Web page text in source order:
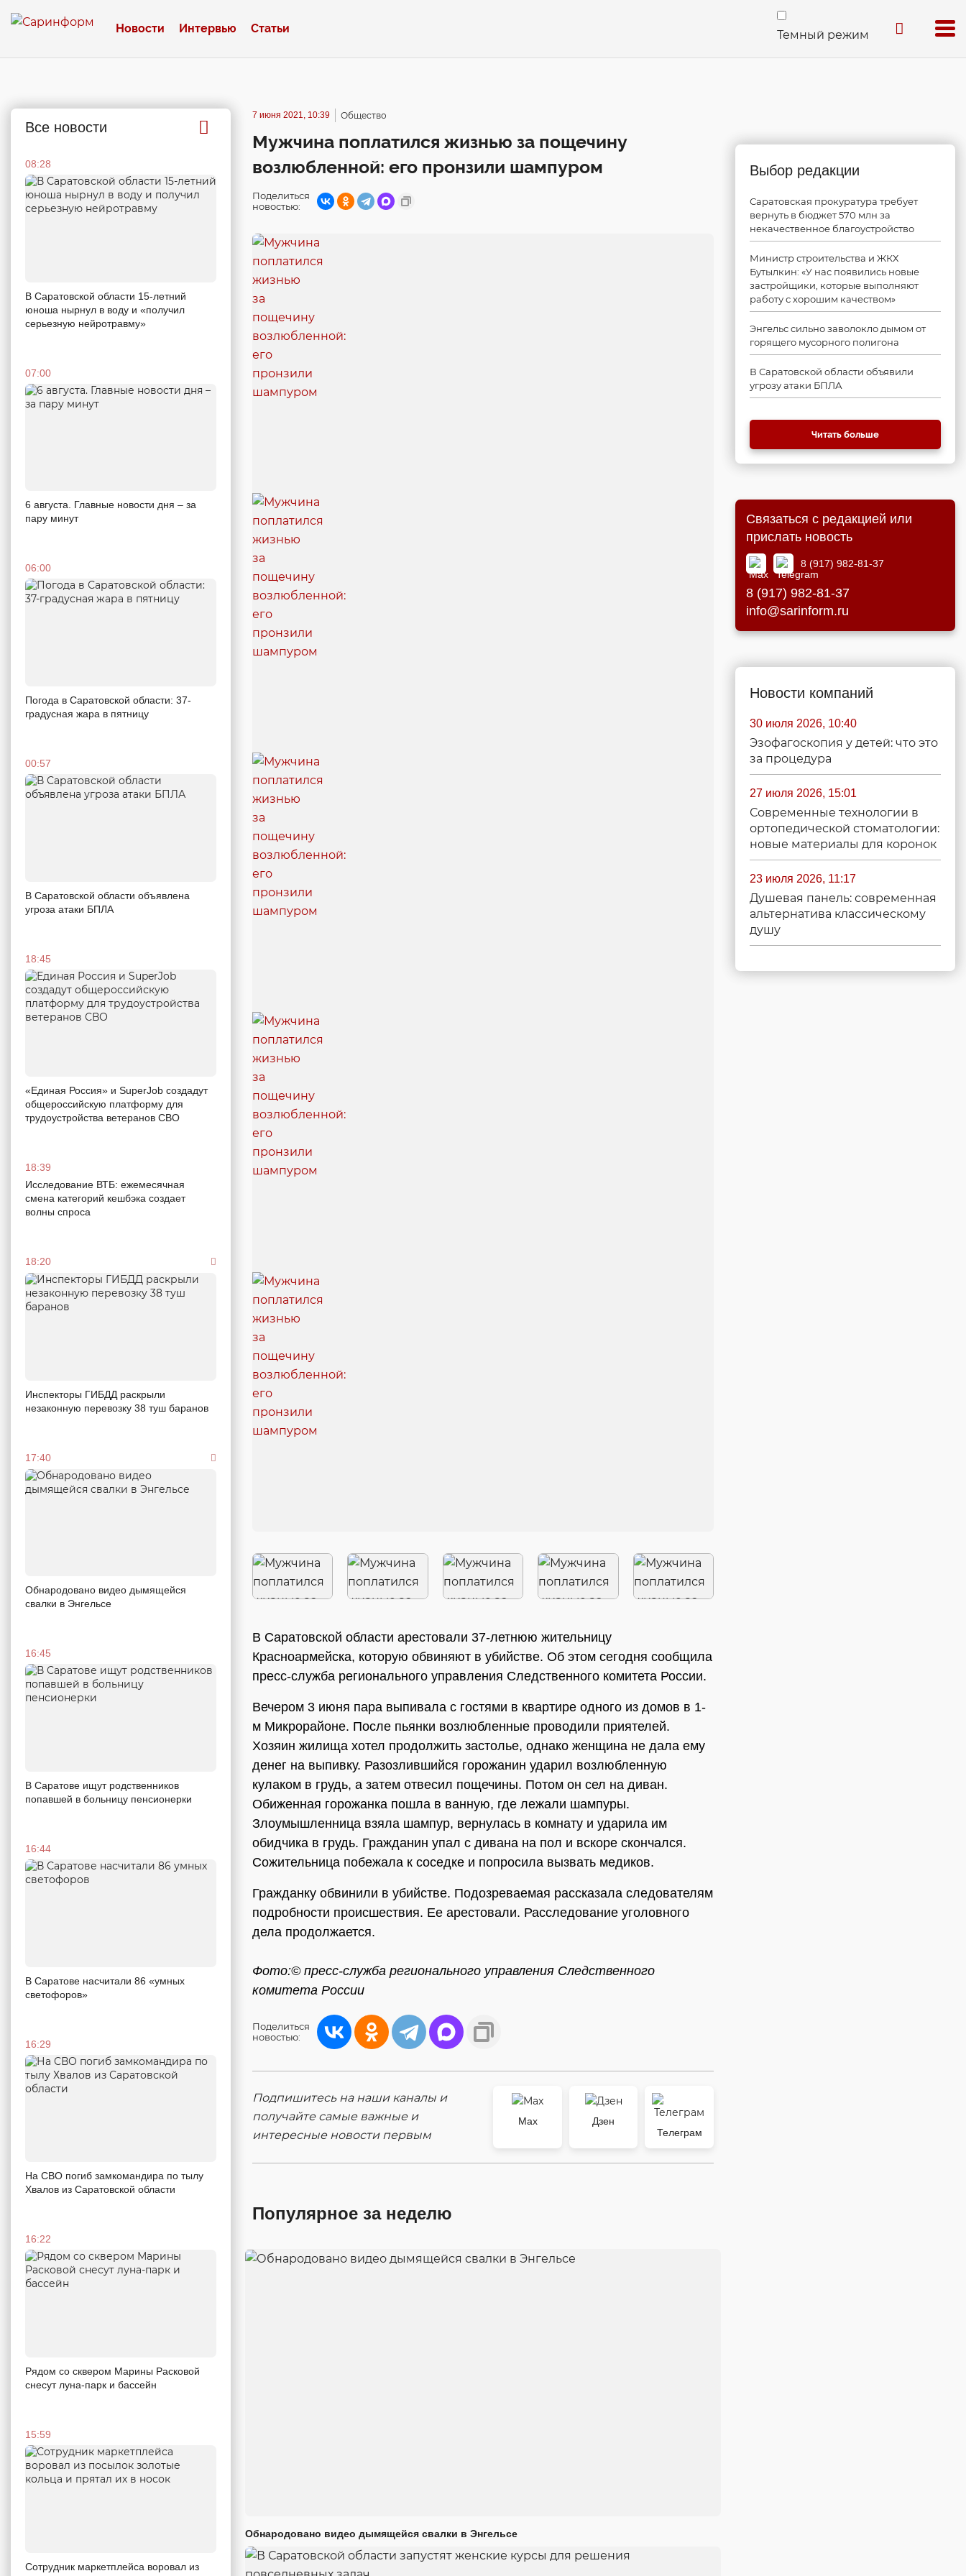
Новости Интервью Статьи Темный режим
Все новости
08:28
В Саратовской области 15-летний
юноша нырнул в воду и «получил
серьезную нейротравму»
07:00
6 августа. Главные новости дня – за
пару минут
06:00
Погода в Саратовской области: 37-
градусная жара в пятницу
00:57
В Саратовской области объявлена
угроза атаки БПЛА
18:45
«Единая Россия» и SuperJob создадут
общероссийскую платформу для
трудоустройства ветеранов СВО
18:39
Исследование ВТБ: ежемесячная
смена категорий кешбэка создает
волны спроса
18:20
Инспекторы ГИБДД раскрыли
незаконную перевозку 38 туш баранов
17:40
Обнародовано видео дымящейся
свалки в Энгельсе
16:45
В Саратове ищут родственников
попавшей в больницу пенсионерки
16:44
В Саратове насчитали 86 «умных
светофоров»
16:29
На СВО погиб замкомандира по тылу
Хвалов из Саратовской области
16:22
Рядом со сквером Марины Расковой
снесут луна-парк и бассейн
15:59
Сотрудник маркетплейса воровал из
7 июня 2021, 10:39 Общество
Мужчина поплатился жизнью за пощечину
возлюбленной: его пронзили шампуром
Поделиться
новостью:
В Саратовской области арестовали 37-летнюю жительницу
Красноармейска, которую обвиняют в убийстве. Об этом сегодня сообщила
пресс-служба регионального управления Следственного комитета России.
Вечером 3 июня пара выпивала с гостями в квартире одного из домов в 1-
м Микрорайоне. После пьянки возлюбленные проводили приятелей.
Хозяин жилища хотел продолжить застолье, однако женщина не дала ему
денег на выпивку. Разозлившийся горожанин ударил возлюбленную
кулаком в грудь, а затем отвесил пощечины. Потом он сел на диван.
Обиженная горожанка пошла в ванную, где лежали шампуры.
Злоумышленница взяла шампур, вернулась в комнату и ударила им
обидчика в грудь. Гражданин упал с дивана на пол и вскоре скончался.
Сожительница побежала к соседке и попросила вызвать медиков.
Гражданку обвинили в убийстве. Подозреваемая рассказала следователям
подробности происшествия. Ее арестовали. Расследование уголовного
дела продолжается.
Фото:© пресс-служба регионального управления Следственного
комитета России
Поделиться
новостью:
Подпишитесь на наши каналы и
получайте самые важные и
интересные новости первым
Max
Дзен
Телеграм
Популярное за неделю
Обнародовано видео дымящейся свалки в Энгельсе
Выбор редакции
Саратовская прокуратура требует
вернуть в бюджет 570 млн за
некачественное благоустройство
Министр строительства и ЖКХ
Бутылкин: «У нас появились новые
застройщики, которые выполняют
работу с хорошим качеством»
Энгельс сильно заволокло дымом от
горящего мусорного полигона
В Саратовской области объявили
угрозу атаки БПЛА
Читать больше
Связаться с редакцией или
прислать новость
8 (917) 982-81-37
8 (917) 982-81-37
info@sarinform.ru
Новости компаний
30 июля 2026, 10:40
Эзофагоскопия у детей: что это
за процедура
27 июля 2026, 15:01
Современные технологии в
ортопедической стоматологии:
новые материалы для коронок
23 июля 2026, 11:17
Душевая панель: современная
альтернатива классическому
душу